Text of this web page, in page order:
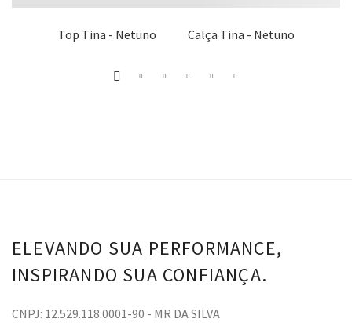
Top Tina - Netuno Calça Tina - Netuno
ELEVANDO SUA PERFORMANCE,
INSPIRANDO SUA CONFIANÇA.
CNPJ: 12.529.118.0001-90 - MR DA SILVA